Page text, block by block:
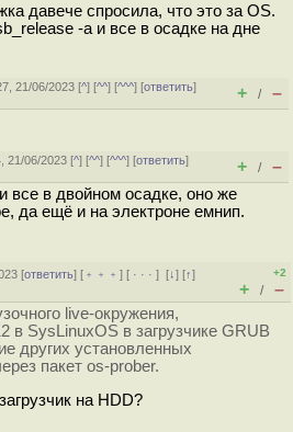
давече спросила, что это за OS.
-a и все в осадке на дне
21/06/2023 [^] [^^] [^^^] [ответить]
+ / –
21/06/2023 [^] [^^] [^^^] [ответить]
+ / –
все в двойном осадке, оно же
да ещё и на электроне емнип.
[ответить] [ ﹢﹢﹢] [ · · ·][↓] [↑]
+2
+ / –
live-окружения,
в SysLinuxOS в загрузчике GRUB
других установленных
пакет os-prober.
на HDD?